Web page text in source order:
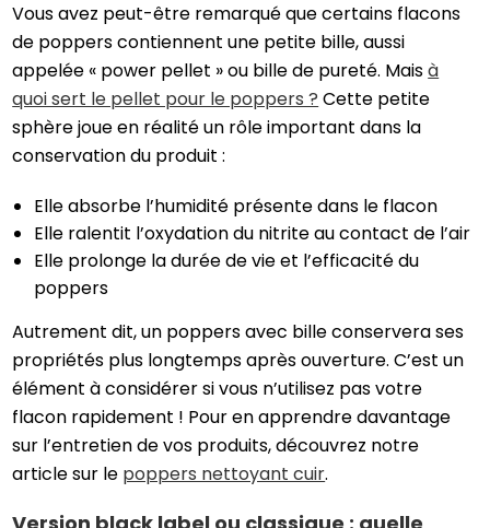
Vous avez peut-être remarqué que certains flacons
de poppers contiennent une petite bille, aussi
appelée « power pellet » ou bille de pureté. Maisà
quoi sert le pellet pour le poppers ? Cette petite
sphère joue en réalité un rôle important dans la
conservation du produit :
Elle absorbe l’humidité présente dans le flacon
Elle ralentit l’oxydation du nitrite au contact de l’air
Elle prolonge la durée de vie et l’efficacité du
poppers
Autrement dit, un poppers avec bille conservera ses
propriétés plus longtemps après ouverture. C’est un
élément à considérer si vous n’utilisez pas votre
flacon rapidement ! Pour en apprendre davantage
sur l’entretien de vos produits, découvrez notre
article sur le poppers nettoyant cuir.